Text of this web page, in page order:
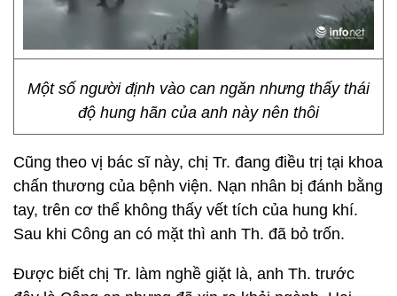
Một số người định vào can ngăn nhưng thấy thái
độ hung hãn của anh này nên thôi
Cũng theo vị bác sĩ này, chị Tr. đang điều trị tại khoa
chấn thương của bệnh viện. Nạn nhân bị đánh bằng
tay, trên cơ thể không thấy vết tích của hung khí.
Sau khi Công an có mặt thì anh Th. đã bỏ trốn.
Được biết chị Tr. làm nghề giặt là, anh Th. trước